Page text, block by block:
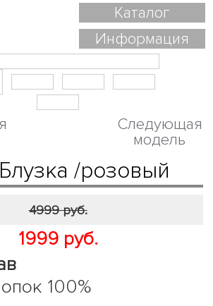
Каталог
Информация
Следующая
модель
/розовый
4999 руб.
1999 руб.
100%